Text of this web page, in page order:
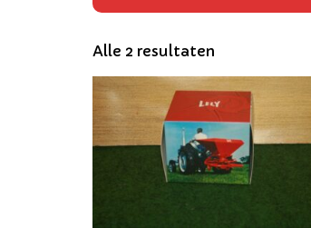
Alle 2 resultaten